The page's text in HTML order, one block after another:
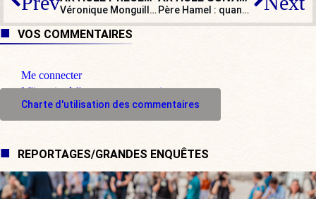
Véronique Monguillot : « Les paroles, c’est bien, mais il faut des actes, mais très vite ! Il faut taper du poing sur la table ! » Père Hamel : quand le petit Darmanin essaye de faire du Villiers
VOS COMMENTAIRES
Me connecter
M'inscrire à l'espace commentaire
Charte d'utilisation des commentaires
REPORTAGES/GRANDES ENQUÊTES